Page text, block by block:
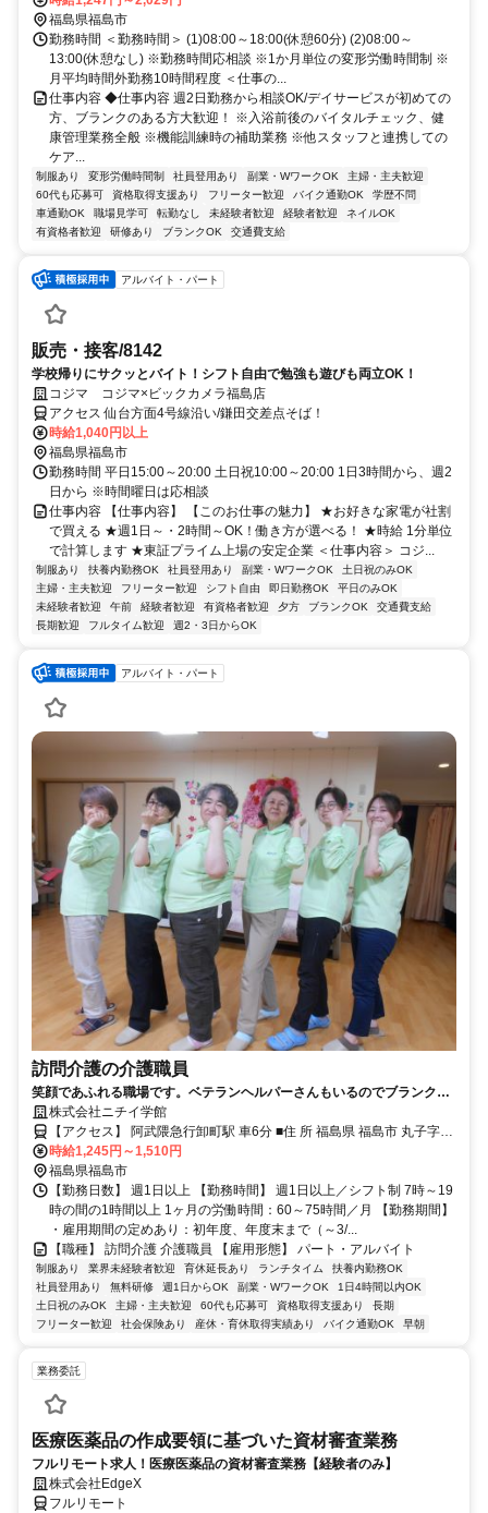
福島県福島市
勤務時間 ＜勤務時間＞ (1)08:00～18:00(休憩60分) (2)08:00～
13:00(休憩なし) ※勤務時間応相談 ※1か月単位の変形労働時間制 ※
月平均時間外勤務10時間程度 ＜仕事の...
仕事内容 ◆仕事内容 週2日勤務から相談OK/デイサービスが初めての
方、ブランクのある方大歓迎！ ※入浴前後のバイタルチェック、健
康管理業務全般 ※機能訓練時の補助業務 ※他スタッフと連携しての
ケア...
制服あり 変形労働時間制 社員登用あり 副業・WワークOK
主婦・主夫歓迎
60代も応募可
資格取得支援あり フリーター歓迎 バイク通勤OK
学歴不問
車通勤OK
職場見学可 転勤なし 未経験者歓迎 経験者歓迎
ネイルOK
有資格者歓迎
研修あり ブランクOK 交通費支給
アルバイト・パート
販売・接客/8142
学校帰りにサクッとバイト！シフト自由で勉強も遊びも両立OK！
コジマ コジマ×ビックカメラ福島店
アクセス 仙台方面4号線沿い/鎌田交差点そば！
時給1,040円以上
福島県福島市
勤務時間 平日15:00～20:00 土日祝10:00～20:00 1日3時間から、週2
日から ※時間曜日は応相談
仕事内容 【仕事内容】 【このお仕事の魅力】 ★お好きな家電が社割
で買える ★週1日～・2時間～OK！働き方が選べる！ ★時給 1分単位
で計算します ★東証プライム上場の安定企業 ＜仕事内容＞ コジ...
制服あり 扶養内勤務OK 社員登用あり 副業・WワークOK
土日祝のみOK
主婦・主夫歓迎
フリーター歓迎 シフト自由 即日勤務OK
平日のみOK
未経験者歓迎
午前 経験者歓迎 有資格者歓迎 夕方 ブランクOK
交通費支給
長期歓迎
フルタイム歓迎 週2・3日からOK
アルバイト・パート
訪問介護の介護職員
笑顔であふれる職場です。ベテランヘルパーさんもいるのでブランクの
ある方も初心者の方も安心して働けます。
株式会社ニチイ学館
【アクセス】 阿武隈急行卸町駅 車6分 ■住 所 福島県 福島市 丸子字町
頭14-1 ■アクセス 阿武隈急行卸町駅 車6分
時給1,245円～1,510円
福島県福島市
【勤務日数】 週1日以上 【勤務時間】 週1日以上／シフト制 7時～19
時の間の1時間以上 1ヶ月の労働時間：60～75時間／月 【勤務期間】
・雇用期間の定めあり：初年度、年度末まで（～3/...
【職種】 訪問介護 介護職員 【雇用形態】 パート・アルバイト
制服あり 業界未経験者歓迎 育休延長あり ランチタイム
扶養内勤務OK
社員登用あり
無料研修 週1日からOK 副業・WワークOK
1日4時間以内OK
土日祝のみOK
主婦・主夫歓迎 60代も応募可 資格取得支援あり
長期
フリーター歓迎
社会保険あり 産休・育休取得実績あり バイク通勤OK 早朝
業務委託
医療医薬品の作成要領に基づいた資材審査業務
フルリモート求人！医療医薬品の資材審査業務【経験者のみ】
株式会社EdgeX
フルリモート